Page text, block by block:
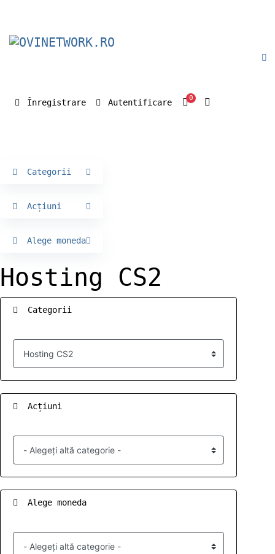
Înregistrare Autentificare 0Coș de
Categorii
Acțiuni
Alege moneda
Hosting CS2
Categorii
Acțiuni
Alege moneda